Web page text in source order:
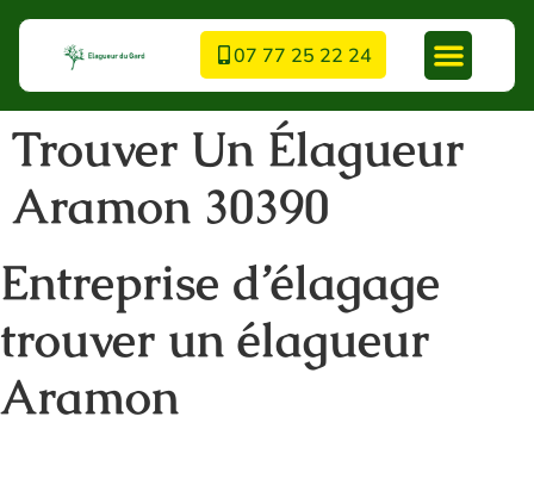
07 77 25 22 24
Trouver Un Élagueur
Aramon 30390
Entreprise d’élagage
trouver un élagueur
Aramon